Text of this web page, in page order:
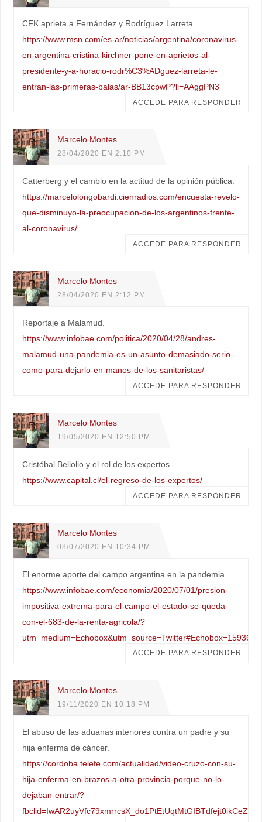
CFK aprieta a Fernández y Rodríguez Larreta.
https://www.msn.com/es-ar/noticias/argentina/coronavirus-
en-argentina-cristina-kirchner-pone-en-aprietos-al-
presidente-y-a-horacio-rodr%C3%ADguez-larreta-le-
entran-las-primeras-balas/ar-BB13cpwP?li=AAggPN3
ACCEDE PARA RESPONDER
Marcelo Montes
28/04/2020 EN 2:10 PM
Catterberg y el cambio en la actitud de la opinión pública.
https://marcelolongobardi.cienradios.com/encuesta-revelo-
que-disminuyo-la-preocupacion-de-los-argentinos-frente-
al-coronavirus/
ACCEDE PARA RESPONDER
Marcelo Montes
28/04/2020 EN 2:12 PM
Reportaje a Malamud.
https://www.infobae.com/politica/2020/04/28/andres-
malamud-una-pandemia-es-un-asunto-demasiado-serio-
como-para-dejarlo-en-manos-de-los-sanitaristas/
ACCEDE PARA RESPONDER
Marcelo Montes
19/05/2020 EN 12:50 PM
Cristóbal Bellolio y el rol de los expertos.
https://www.capital.cl/el-regreso-de-los-expertos/
ACCEDE PARA RESPONDER
Marcelo Montes
03/07/2020 EN 10:34 PM
El enorme aporte del campo argentina en la pandemia.
https://www.infobae.com/economia/2020/07/01/presion-
impositiva-extrema-para-el-campo-el-estado-se-queda-
con-el-683-de-la-renta-agricola/?
ACCEDE PARA RESPONDER
Marcelo Montes
19/11/2020 EN 10:18 PM
El abuso de las aduanas interiores contra un padre y su
hija enferma de cáncer.
https://cordoba.telefe.com/actualidad/video-cruzo-con-su-
hija-enferma-en-brazos-a-otra-provincia-porque-no-lo-
dejaban-entrar/?